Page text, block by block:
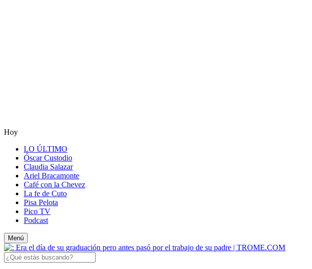
Hoy
LO ÚLTIMO
Óscar Custodio
Claudia Salazar
Ariel Bracamonte
Café con la Chevez
La fe de Cuto
Pisa Pelota
Pico TV
Podcast
Menú